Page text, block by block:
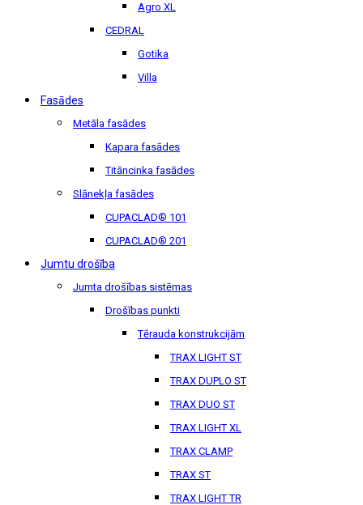
Agro XL
CEDRAL
Gotika
Villa
Fasādes
Metāla fasādes
Kapara fasādes
Titāncinka fasādes
Slānekļa fasādes
CUPACLAD® 101
CUPACLAD® 201
Jumtu drošība
Jumta drošības sistēmas
Drošības punkti
Tērauda konstrukcijām
TRAX LIGHT ST
TRAX DUPLO ST
TRAX DUO ST
TRAX LIGHT XL
TRAX CLAMP
TRAX ST
TRAX LIGHT TR